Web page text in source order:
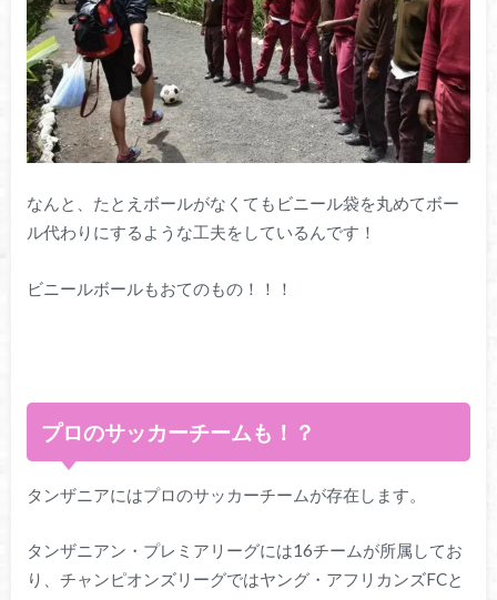
なんと、たとえボールがなくてもビニール袋を丸めてボー
ル代わりにするような工夫をしているんです！
ビニールボールもおてのもの！！！
プロのサッカーチームも！？
タンザニアにはプロのサッカーチームが存在します。
タンザニアン・プレミアリーグには16チームが所属してお
り、チャンピオンズリーグではヤング・アフリカンズFCと